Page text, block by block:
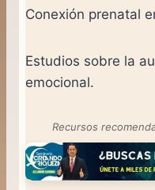
Conexión prenatal
Estudios sobre la
emocional.
Recursos